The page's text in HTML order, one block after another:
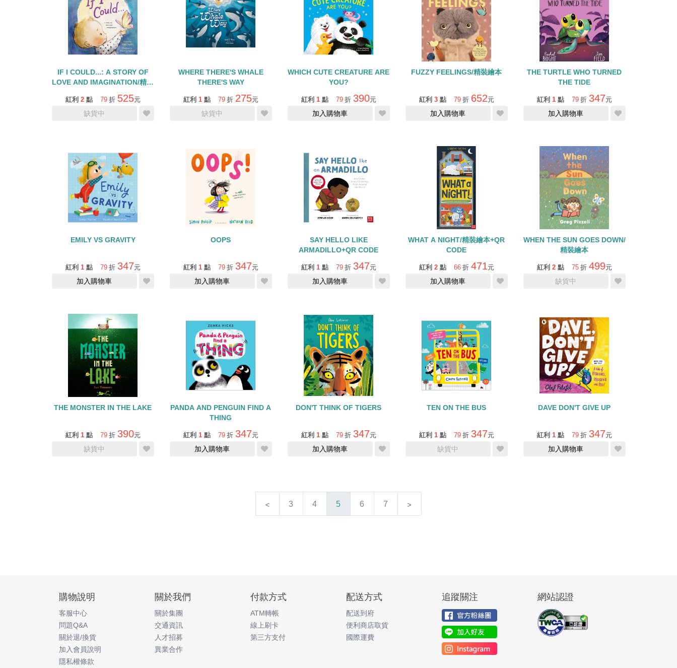
IF I COULD...: A STORY OF
LOVE AND IMAGINATION/精裝
紅利 2 點 79 折 525元
缺貨中
WHERE THERE'S WHALE
THERE'S WAY
紅利 1 點 79 折 275元
缺貨中
WHICH CUTE CREATURE ARE
YOU?
紅利 1 點 79 折 390元
加入購物車
FUZZY FEELINGS/精裝繪本
紅利 3 點 79 折 652元
加入購物車
THE TURTLE WHO TURNED
THE TIDE
紅利 1 點 79 折 347元
加入購物車
EMILY VS GRAVITY
紅利 1 點 79 折 347元
加入購物車
OOPS
紅利 1 點 79 折 347元
加入購物車
SAY HELLO LIKE
ARMADILLO+QR CODE
紅利 1 點 79 折 347元
加入購物車
WHAT A NIGHT/精裝繪本+QR
CODE
紅利 2 點 66 折 471元
加入購物車
WHEN THE SUN GOES DOWN/
精裝繪本
紅利 2 點 75 折 499元
缺貨中
THE MONSTER IN THE LAKE
紅利 1 點 79 折 390元
缺貨中
PANDA AND PENGUIN FIND A
THING
紅利 1 點 79 折 347元
加入購物車
DON'T THINK OF TIGERS
紅利 1 點 79 折 347元
加入購物車
TEN ON THE BUS
紅利 1 點 79 折 347元
缺貨中
DAVE DON'T GIVE UP
紅利 1 點 79 折 347元
加入購物車
3 4 5 6 7
購物說明
客服中心
問題Q&A
關於退/換貨
加入會員說明
隱私權條款
關於我們
關於集團
交通資訊
人才招募
異業合作
付款方式
ATM轉帳
線上刷卡
第三方支付
配送方式
配送到府
便利商店取貨
國際運費
追蹤關注 網站認證